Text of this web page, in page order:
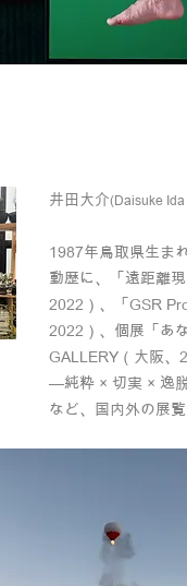
井田大介(Daisuke
1987年鳥取県生ま
動歴に、「遠距離
2022）、「GSR
2022）、個展「あ
GALLERY（大阪、
—純粋 × 切実 × 逸
など、国内外の展覧